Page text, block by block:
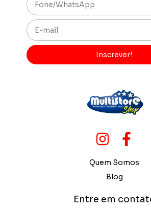
Quem Somos
Blog
Entre em